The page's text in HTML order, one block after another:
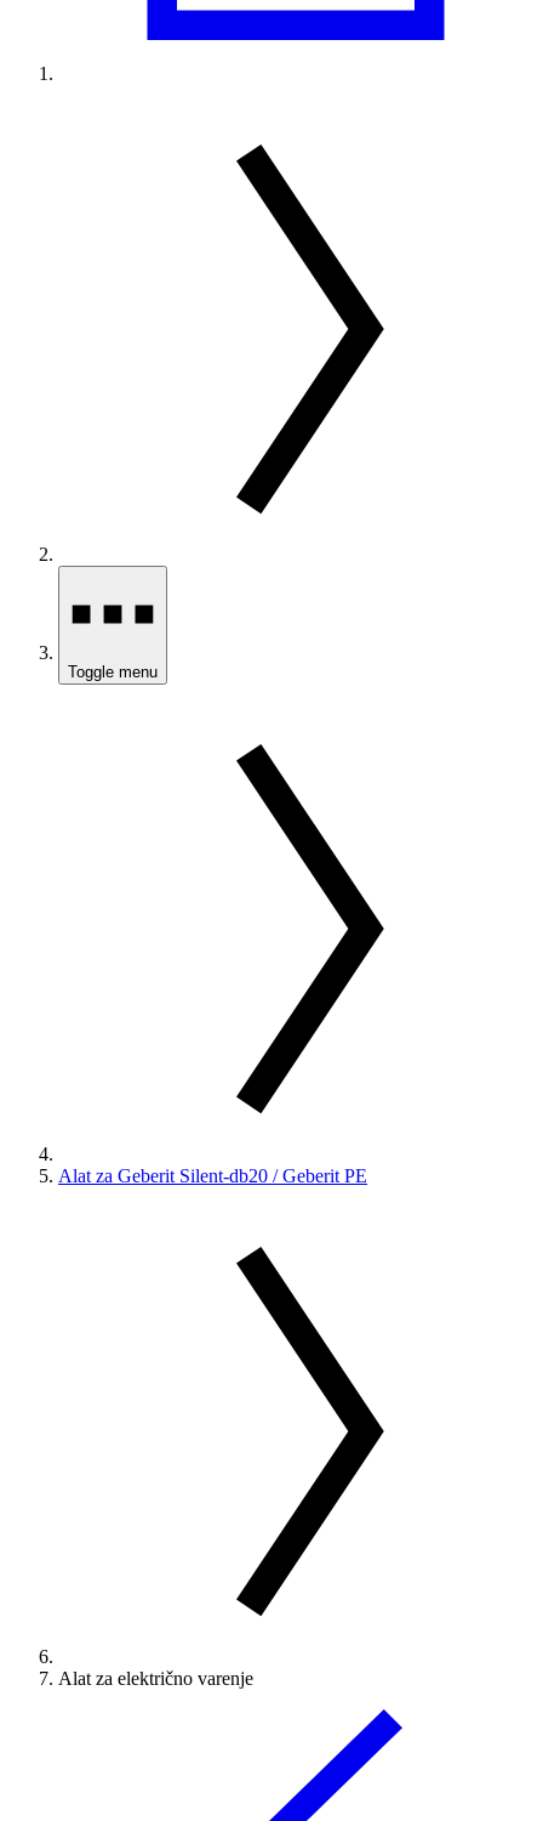
Toggle menu
Alat za Geberit Silent-db20 / Geberit PE
Alat za električno varenje